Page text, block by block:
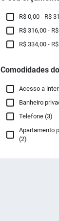
R$ 0,00 - R$
R$ 316,00 -
R$ 334,00 -
Comodidades
Acesso a
Banheiro
Telefone (3)
Apartamento
(2)